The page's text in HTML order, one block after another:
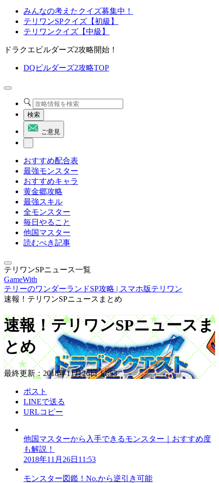
みんなの考えたクイズ募集中！
テリワンSPクイズ【初級】
テリワンクイズ【中級】
ドラクエビルダーズ2攻略開始！
DQビルダーズ2攻略TOP
検索
ご意見
おすすめ配合表
最強モンスター
おすすめキャラ
黄金郷攻略
最強スキル
全モンスター
毎日やること
他国マスター
読むべき記事
テリワンSPニュース一覧
GameWith
テリーのワンダーランドSP攻略 | スマホ版テリワン
速報！テリワンSPニュースまとめ
速報！テリワンSPニュースま
とめ
最終更新： 2018年11月26日 11:53
ポスト
LINEで送る
URLコピー
他国マスターから入手できるモンスター｜おすすめ度
も解説！
2018年11月26日11:53
モンスター図鑑！No.から逆引き可能